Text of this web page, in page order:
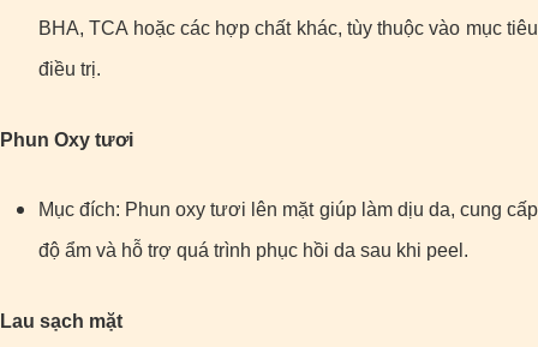
BHA, TCA hoặc các hợp chất khác, tùy thuộc vào mục tiêu
điều trị.
Phun Oxy tươi
Mục đích: Phun oxy tươi lên mặt giúp làm dịu da, cung cấp
độ ẩm và hỗ trợ quá trình phục hồi da sau khi peel.
Lau sạch mặt